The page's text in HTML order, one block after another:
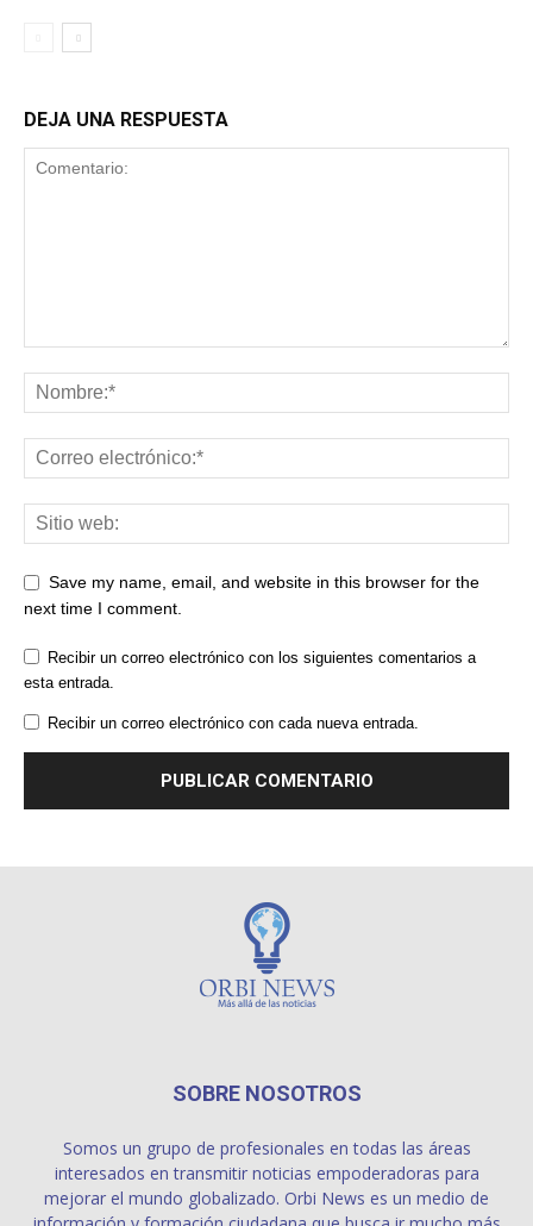
DEJA UNA RESPUESTA
Save my name, email, and website in this browser for the
next time I comment.
Recibir un correo electrónico con los siguientes comentarios a
esta entrada.
Recibir un correo electrónico con cada nueva entrada.
SOBRE NOSOTROS
Somos un grupo de profesionales en todas las áreas
interesados en transmitir noticias empoderadoras para
mejorar el mundo globalizado. Orbi News es un medio de